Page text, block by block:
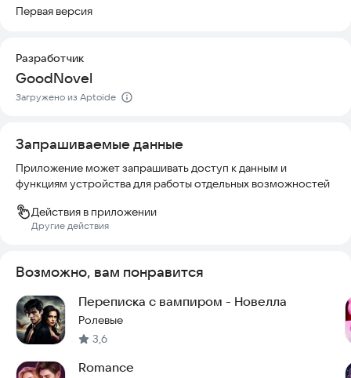
Первая версия
Разработчик
GoodNovel
Загружено из Aptoide
Запрашиваемые данные
Приложение может запрашивать доступ к данным и
функциям устройства для работы отдельных возможностей
Действия в приложении
Другие действия
Возможно, вам понравится
Переписка с вампиром - Новелла
Ролевые
3,6
Romance